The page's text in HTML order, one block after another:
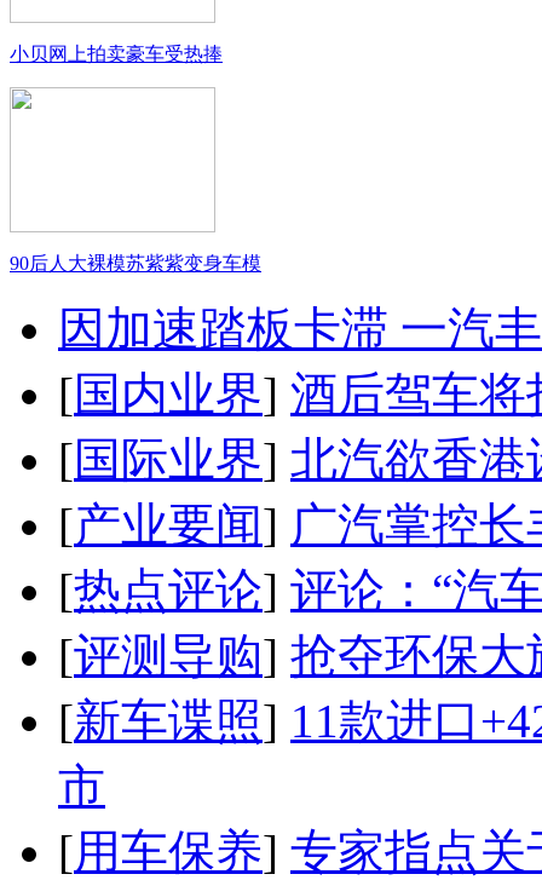
小贝网上拍卖豪车受热捧
90后人大裸模苏紫紫变身车模
因加速踏板卡滞 一汽
[国内业界] 酒后驾车将
[国际业界] 北汽欲香港
[产业要闻] 广汽掌控
[热点评论] 评论：“汽
[评测导购] 抢夺环保大
[新车谍照] 11款进口
市
[用车保养] 专家指点关